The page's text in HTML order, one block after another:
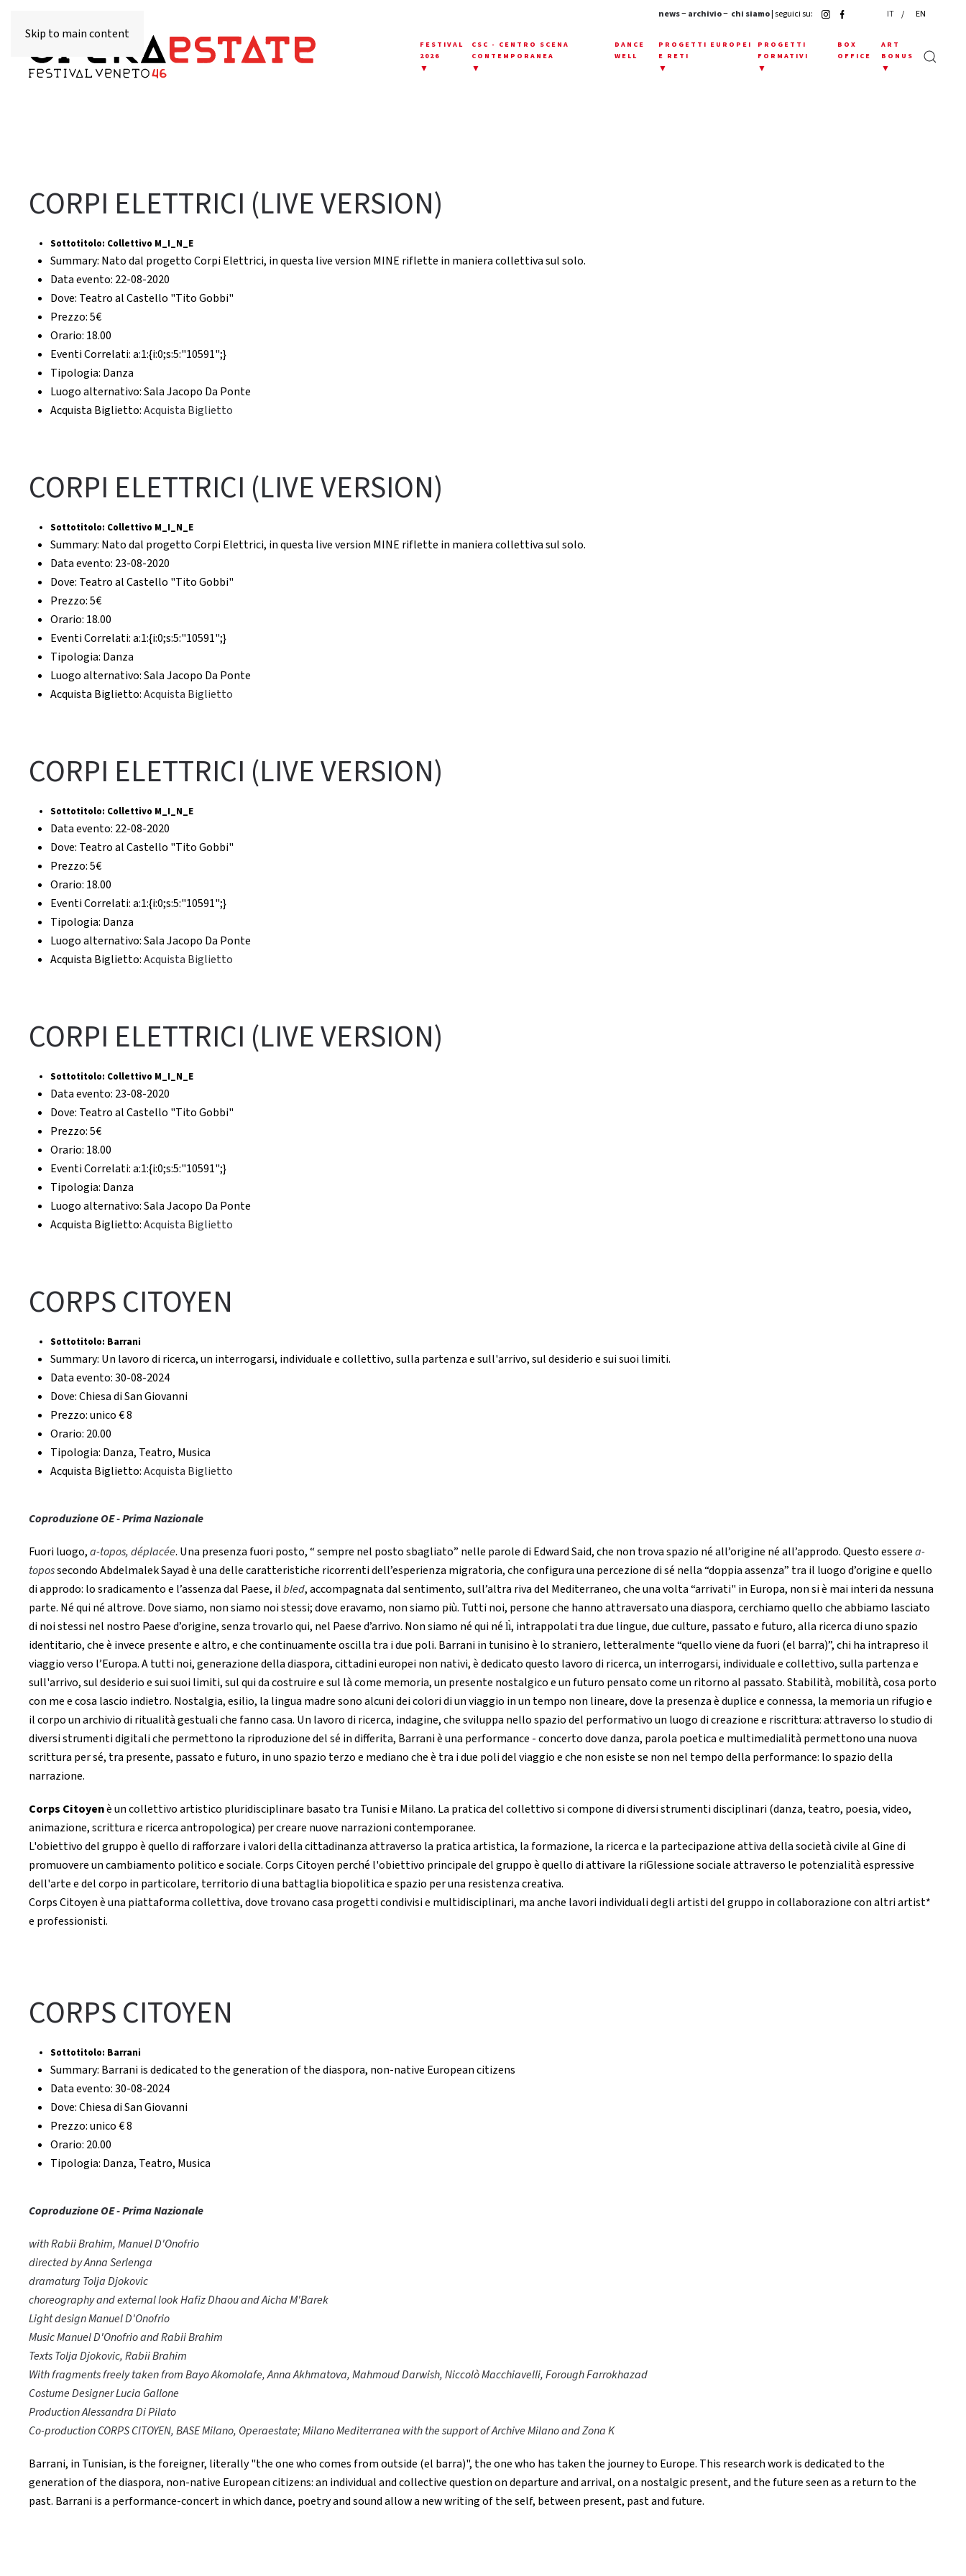
Skip to main content
news−archivio− chi siamo| seguici su: IT EN
FESTIVAL
2026
▼
CSC - CENTRO SCENA
CONTEMPORANEA
▼
DANCE
WELL
PROGETTI EUROPEI
E RETI
▼
PROGETTI
FORMATIVI
▼
BOX
OFFICE
ART
BONUS
▼
CORPI ELETTRICI (LIVE VERSION)
Sottotitolo: Collettivo M_I_N_E
Summary: Nato dal progetto Corpi Elettrici, in questa live version MINE riflette in maniera collettiva sul solo.
Data evento: 22-08-2020
Dove: Teatro al Castello "Tito Gobbi"
Prezzo:5€
Orario: 18.00
Eventi Correlati:a:1:{i:0;s:5:"10591";}
Tipologia: Danza
Luogo alternativo:Sala Jacopo Da Ponte
Acquista Biglietto:Acquista Biglietto
CORPI ELETTRICI (LIVE VERSION)
Sottotitolo: Collettivo M_I_N_E
Summary: Nato dal progetto Corpi Elettrici, in questa live version MINE riflette in maniera collettiva sul solo.
Data evento: 23-08-2020
Dove: Teatro al Castello "Tito Gobbi"
Prezzo:5€
Orario: 18.00
Eventi Correlati:a:1:{i:0;s:5:"10591";}
Tipologia: Danza
Luogo alternativo:Sala Jacopo Da Ponte
Acquista Biglietto:Acquista Biglietto
CORPI ELETTRICI (LIVE VERSION)
Sottotitolo: Collettivo M_I_N_E
Data evento: 22-08-2020
Dove: Teatro al Castello "Tito Gobbi"
Prezzo:5€
Orario: 18.00
Eventi Correlati:a:1:{i:0;s:5:"10591";}
Tipologia: Danza
Luogo alternativo:Sala Jacopo Da Ponte
Acquista Biglietto:Acquista Biglietto
CORPI ELETTRICI (LIVE VERSION)
Sottotitolo: Collettivo M_I_N_E
Data evento: 23-08-2020
Dove: Teatro al Castello "Tito Gobbi"
Prezzo:5€
Orario: 18.00
Eventi Correlati:a:1:{i:0;s:5:"10591";}
Tipologia: Danza
Luogo alternativo:Sala Jacopo Da Ponte
Acquista Biglietto:Acquista Biglietto
CORPS CITOYEN
Sottotitolo: Barrani
Summary: Un lavoro di ricerca, un interrogarsi, individuale e collettivo, sulla partenza e sull'arrivo, sul desiderio e sui suoi limiti.
Data evento:30-08-2024
Dove:Chiesa di San Giovanni
Prezzo:unico € 8
Orario: 20.00
Tipologia: Danza, Teatro, Musica
Acquista Biglietto:Acquista Biglietto
Coproduzione OE - Prima Nazionale
Fuori luogo,a-topos, déplacée. Una presenza fuori posto, “ sempre nel posto sbagliato” nelle parole di Edward Said, che non trova spazio né all’origine né all’approdo. Questo esserea-
topossecondo Abdelmalek Sayad è una delle caratteristiche ricorrenti dell’esperienza migratoria, che configura una percezione di sé nella “doppia assenza” tra il luogo d’origine e quello
di approdo: lo sradicamento e l’assenza dal Paese, ilbled, accompagnata dal sentimento, sull’altra riva del Mediterraneo, che una volta “arrivati" in Europa, non si è mai interi da nessuna
parte. Né qui né altrove. Dove siamo, non siamo noi stessi; dove eravamo, non siamo più. Tutti noi, persone che hanno attraversato una diaspora, cerchiamo quello che abbiamo lasciato
di noi stessi nel nostro Paese d’origine, senza trovarlo qui, nel Paese d’arrivo. Non siamo né qui né lı̀, intrappolati tra due lingue, due culture, passato e futuro, alla ricerca di uno spazio
identitario, che è invece presente e altro, e che continuamente oscilla tra i due poli. Barrani in tunisino è lo straniero, letteralmente “quello viene da fuori (el barra)”, chi ha intrapreso il
viaggio verso l’Europa. A tutti noi, generazione della diaspora, cittadini europei non nativi, è dedicato questo lavoro di ricerca, un interrogarsi, individuale e collettivo, sulla partenza e
sull'arrivo, sul desiderio e sui suoi limiti, sul qui da costruire e sul là come memoria, un presente nostalgico e un futuro pensato come un ritorno al passato. Stabilità, mobilità, cosa porto
con me e cosa lascio indietro. Nostalgia, esilio, la lingua madre sono alcuni dei colori di un viaggio in un tempo non lineare, dove la presenza è duplice e connessa, la memoria un rifugio e
il corpo un archivio di ritualità gestuali che fanno casa. Un lavoro di ricerca, indagine, che sviluppa nello spazio del performativo un luogo di creazione e riscrittura: attraverso lo studio di
diversi strumenti digitali che permettono la riproduzione del sé in differita, Barrani è una performance - concerto dove danza, parola poetica e multimedialità permettono una nuova
scrittura per sé, tra presente, passato e futuro, in uno spazio terzo e mediano che è tra i due poli del viaggio e che non esiste se non nel tempo della performance: lo spazio della
narrazione.
Corps Citoyenè un collettivo artistico pluridisciplinare basato tra Tunisi e Milano. La pratica del collettivo si compone di diversi strumenti disciplinari (danza, teatro, poesia, video,
animazione, scrittura e ricerca antropologica) per creare nuove narrazioni contemporanee.
L'obiettivo del gruppo è quello di rafforzare i valori della cittadinanza attraverso la pratica artistica, la formazione, la ricerca e la partecipazione attiva della società civile al Gine di
promuovere un cambiamento politico e sociale. Corps Citoyen perché l'obiettivo principale del gruppo è quello di attivare la riGlessione sociale attraverso le potenzialità espressive
dell'arte e del corpo in particolare, territorio di una battaglia biopolitica e spazio per una resistenza creativa.
Corps Citoyen è una piattaforma collettiva, dove trovano casa progetti condivisi e multidisciplinari, ma anche lavori individuali degli artisti del gruppo in collaborazione con altri artist*
e professionisti.
CORPS CITOYEN
Sottotitolo: Barrani
Summary: Barrani is dedicated to the generation of the diaspora, non-native European citizens
Data evento:30-08-2024
Dove:Chiesa di San Giovanni
Prezzo:unico € 8
Orario: 20.00
Tipologia: Danza, Teatro, Musica
Coproduzione OE - Prima Nazionale
with Rabii Brahim, Manuel D'Onofrio
directed by Anna Serlenga
dramaturg Tolja Djokovic
choreography and external look Hafiz Dhaou and Aicha M'Barek
Light design Manuel D'Onofrio
Music Manuel D'Onofrio and Rabii Brahim
Texts Tolja Djokovic, Rabii Brahim
With fragments freely taken from Bayo Akomolafe, Anna Akhmatova, Mahmoud Darwish, Niccolò Macchiavelli, Forough Farrokhazad
Costume Designer Lucia Gallone
Production Alessandra Di Pilato
Co-production CORPS CITOYEN, BASE Milano, Operaestate; Milano Mediterranea with the support of Archive Milano and Zona K
Barrani, in Tunisian, is the foreigner, literally "the one who comes from outside (el barra)", the one who has taken the journey to Europe. This research work is dedicated to the
generation of the diaspora, non-native European citizens: an individual and collective question on departure and arrival, on a nostalgic present, and the future seen as a return to the
past. Barrani is a performance-concert in which dance, poetry and sound allow a new writing of the self, between present, past and future.